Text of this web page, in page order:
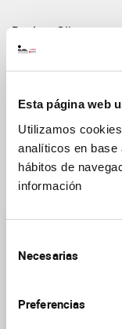
Esta página web
Utilizamos
analíticos en base
hábitos de
información
Necesarias
Preferencias
RevistaGlia.
Año de publicación
Volumen:
Grupos de